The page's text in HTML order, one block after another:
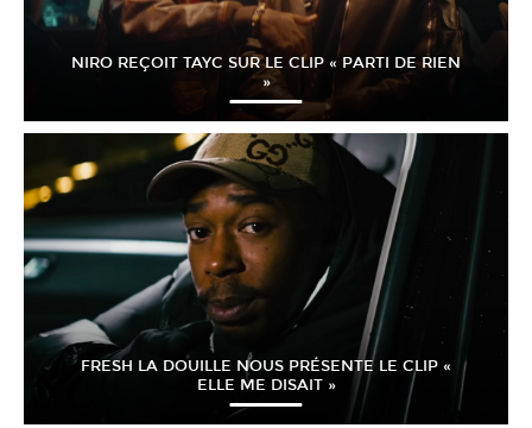
NIRO REÇOIT TAYC SUR LE CLIP « PARTI DE RIEN
»
FRESH LA DOUILLE NOUS PRÉSENTE LE CLIP «
ELLE ME DISAIT »